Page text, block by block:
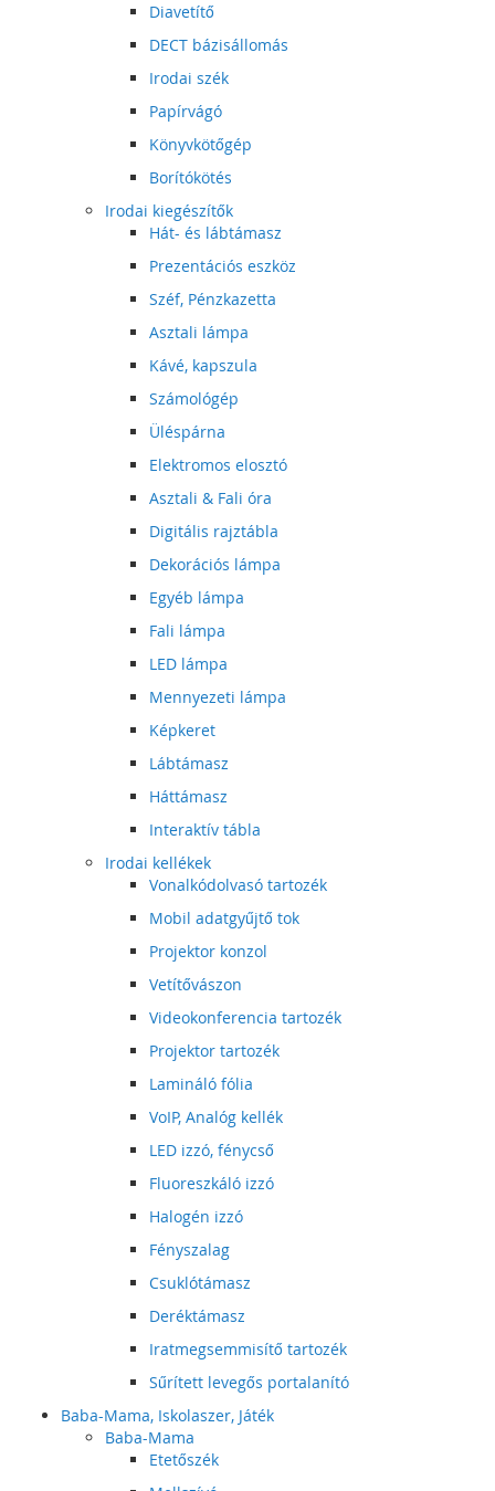
Diavetítő
DECT bázisállomás
Irodai szék
Papírvágó
Könyvkötőgép
Borítókötés
Irodai kiegészítők
Hát- és lábtámasz
Prezentációs eszköz
Széf, Pénzkazetta
Asztali lámpa
Kávé, kapszula
Számológép
Üléspárna
Elektromos elosztó
Asztali & Fali óra
Digitális rajztábla
Dekorációs lámpa
Egyéb lámpa
Fali lámpa
LED lámpa
Mennyezeti lámpa
Képkeret
Lábtámasz
Háttámasz
Interaktív tábla
Irodai kellékek
Vonalkódolvasó tartozék
Mobil adatgyűjtő tok
Projektor konzol
Vetítővászon
Videokonferencia tartozék
Projektor tartozék
Lamináló fólia
VoIP, Analóg kellék
LED izzó, fénycső
Fluoreszkáló izzó
Halogén izzó
Fényszalag
Csuklótámasz
Deréktámasz
Iratmegsemmisítő tartozék
Sűrített levegős portalanító
Baba-Mama, Iskolaszer, Játék
Baba-Mama
Etetőszék